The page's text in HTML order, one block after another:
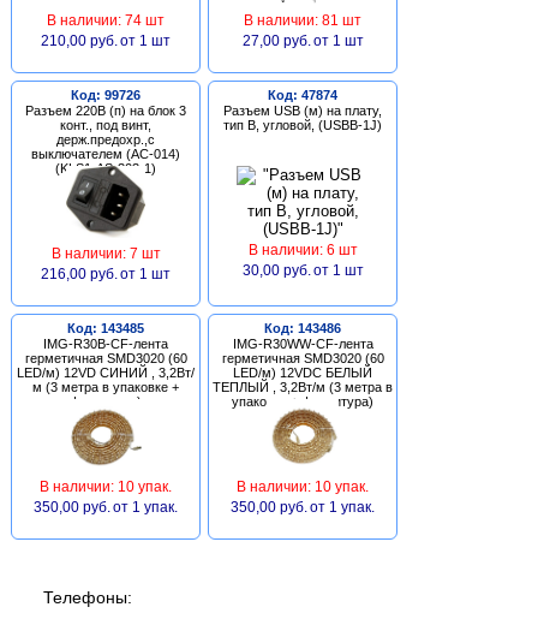
В наличии: 74 шт
210,00 руб. от 1 шт
В наличии: 81 шт
27,00 руб. от 1 шт
Код: 99726
Разъем 220В (п) на блок 3
конт., под винт,
держ.предохр.,с
выключателем (AC-014)
(KLS1-AS-303-1)
В наличии: 7 шт
216,00 руб. от 1 шт
Код: 47874
Разъем USB (м) на плату,
тип В, угловой, (USBB-1J)
В наличии: 6 шт
30,00 руб. от 1 шт
Код: 143485
IMG-R30B-CF-лента
герметичная SMD3020 (60
LED/м) 12VD СИНИЙ , 3,2Вт/
м (3 метра в упаковке +
фурнитура)
В наличии: 10 упак.
350,00 руб. от 1 упак.
Код: 143486
IMG-R30WW-CF-лента
герметичная SMD3020 (60
LED/м) 12VDC БЕЛЫЙ
ТЕПЛЫЙ , 3,2Вт/м (3 метра в
упаковке + фурнитура)
В наличии: 10 упак.
350,00 руб. от 1 упак.
Телефоны: